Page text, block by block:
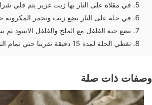
في مقلاة على النار بها زيت غزير يتم قلي
في حلة على النار نضع زيت ونحمر المكرونه
نضع حبة الفلفل مع الملح والفلفل الاسود
تغطي الحلة لمدة 15 دقيقة تقريبا حتي تمام النضج
وصفات ذات صلة